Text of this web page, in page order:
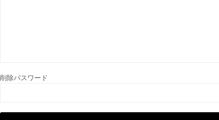
削除パスワード